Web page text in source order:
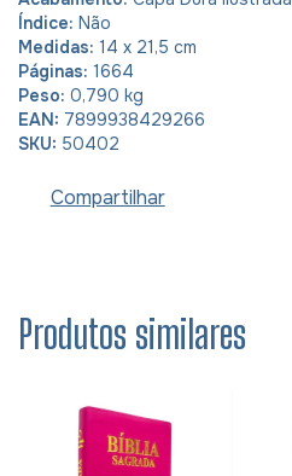
Índice: Não
Medidas: 14 x 21,5 cm
Páginas: 1664
Peso: 0,790 kg
EAN: 7899938429266
SKU: 50402
Compartilhar
Produtos similares